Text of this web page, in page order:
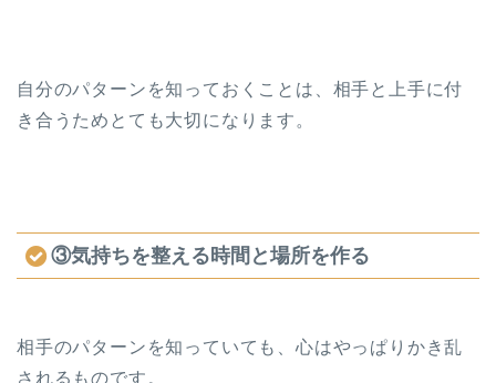
自分のパターンを知っておくことは、相手と上手に付
き合うためとても大切になります。
③気持ちを整える時間と場所を作る
相手のパターンを知っていても、心はやっぱりかき乱
されるものです。